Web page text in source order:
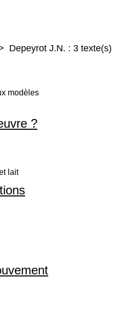
Depeyrot J.N. : 3 texte(s)
modèles
?
lait